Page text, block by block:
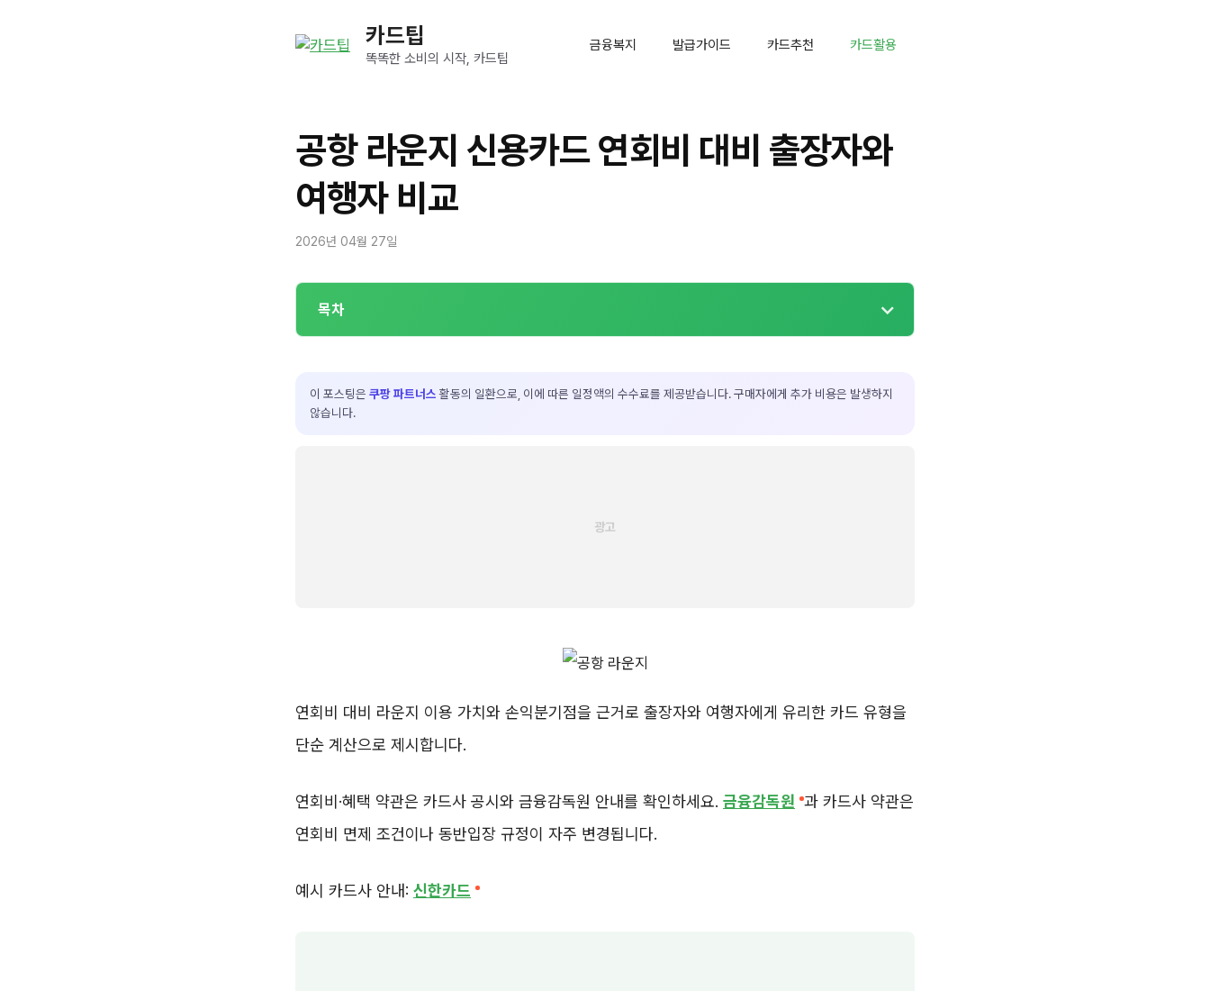
카드팁
똑똑한 소비의 시작, 카드팁
금융복지 발급가이드 카드추천 카드활용
공항 라운지 신용카드 연회비 대비 출장자와
여행자 비교
2026년 04월 27일
목차
이 포스팅은 쿠팡 파트너스 활동의 일환으로, 이에 따른 일정액의 수수료를 제공받습니다. 구매자에게 추가 비용은 발생하지
않습니다.
연회비 대비 라운지 이용 가치와 손익분기점을 근거로 출장자와 여행자에게 유리한 카드 유형을
단순 계산으로 제시합니다.
연회비·혜택 약관은 카드사 공시와 금융감독원 안내를 확인하세요. 금융감독원 과 카드사 약관은
연회비 면제 조건이나 동반입장 규정이 자주 변경됩니다.
예시 카드사 안내: 신한카드